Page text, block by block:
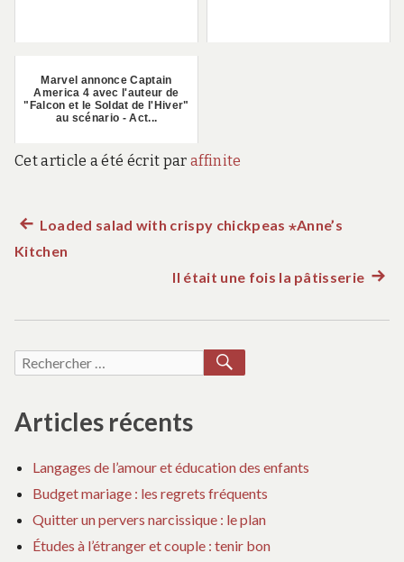
Marvel annonce Captain
America 4 avec l'auteur de
"Falcon et le Soldat de l'Hiver"
au scénario - Act...
Cet article a été écrit par affinite
Navigation
l’article
Article
précédent :
Loaded salad with crispy chickpeas ⋆Anne’s
Kitchen
Il était une fois la pâtisserie
Recherche
RECHERCHER
Articles récents
Langages de l’amour et éducation des enfants
Budget mariage : les regrets fréquents
Quitter un pervers narcissique : le plan
Études à l’étranger et couple : tenir bon